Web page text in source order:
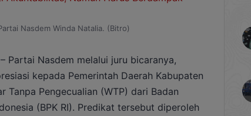
Nasdem Winda Natalia. (Bitro)
Partai Nasdem melalui juru bicaranya,
kepada Pemerintah Daerah Kabupaten
Tanpa Pengecualian (WTP) dari Badan
(BPK RI). Predikat tersebut diperoleh